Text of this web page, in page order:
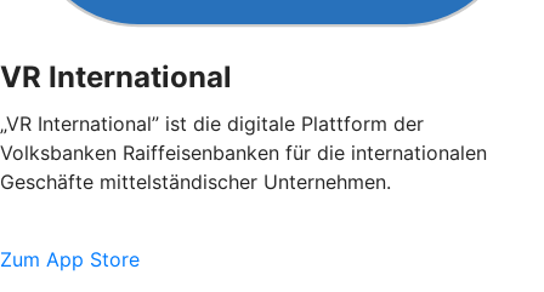
VR International
„VR International” ist die digitale Plattform der
Volksbanken Raiffeisenbanken für die internationalen
Geschäfte mittelständischer Unternehmen.
Zum App Store